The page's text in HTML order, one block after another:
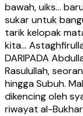
bawah, uiks…
sukar untuk
tarik kelopak
kita…
DARIPADA
Rasulullah,
hingga Subuh.
dikencing oleh
riwayat al-